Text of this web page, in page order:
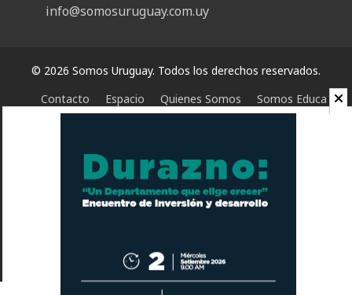
info@somosuruguay.com.uy
© 2026 Somos Uruguay. Todos los derechos reservados.
Contacto
Espacio Quienes Somos Somos Educa